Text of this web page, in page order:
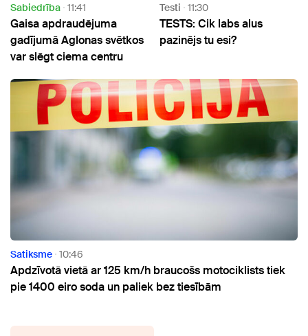
Sabiedrība 11:41
Gaisa apdraudējuma
gadījumā Aglonas svētkos
var slēgt ciema centru
Testi 11:30
TESTS: Cik labs alus
pazinējs tu esi?
Satiksme 10:46
Apdzīvotā vietā ar 125 km/h braucošs motociklists tiek
pie 1400 eiro soda un paliek bez tiesībām